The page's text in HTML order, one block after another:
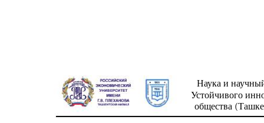
Наука и
Устойчивого
общества